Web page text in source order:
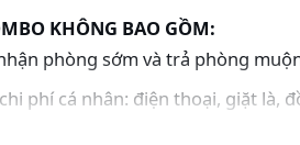
KHÔNG BAO GỒM:
phòng sớm và trả phòng
phí cá nhân: điện thoại, giặt là,